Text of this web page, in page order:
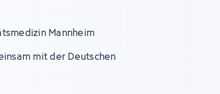
Mannheim
mit der Deutschen